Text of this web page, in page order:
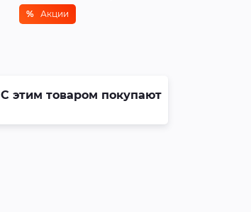
% Акции
С этим товаром покупают